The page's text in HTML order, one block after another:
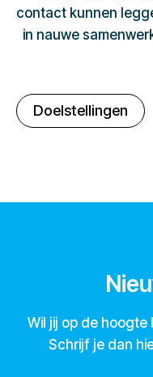
contact kunnen
in nauwe
Doelstellingen
Wil jij op de
Schrijf je dan